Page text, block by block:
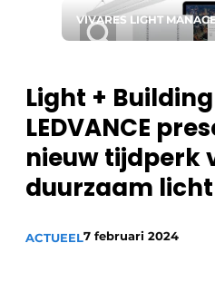
Meest gelezen
Nieuwsbrief
Privacy / Cookie
Vacature aanmelden
Vacatures
Video’s
Panelgesprek
HVAC
Sanitair
VIVARES LIGHT
Light +
LEDVANCE
nieuw tijdperk
duurzaam licht
ACTUEEL7 februari 2024